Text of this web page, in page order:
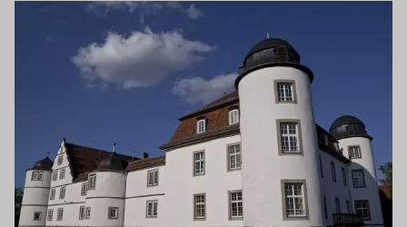
Proszę dowiedzieć się więcej